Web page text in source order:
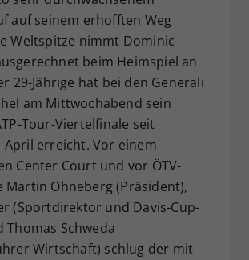
auf seinem erhofften Weg
Weltspitze nimmt Dominic
beim Heimspiel an
29-Jährige hat bei den Generali
am Mittwochabend sein
Tour-Viertelfinale seit
April erreicht. Vor einem
Center Court und vor ÖTV-
Martin Ohneberg (Präsident),
(Sportdirektor und Davis-Cup-
Thomas Schweda
Wirtschaft) schlug der mit
Dieser Wert speichert Ihre Consent-
Einstellungen. Unter anderem eine
zufällig generierte ID, für die
historische Speicherung Ihrer
vorgenommen Einstellungen, falls der
Webseiten-Betreiber dies eingestellt
hat.